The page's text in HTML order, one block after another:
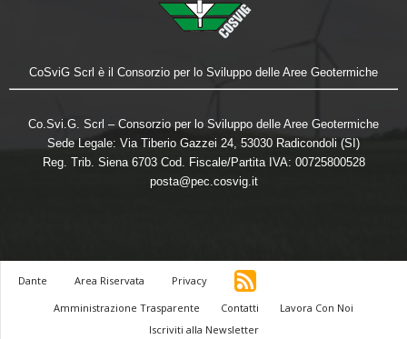
CoSviG Scrl è il Consorzio per lo Sviluppo delle Aree Geotermiche
Co.Svi.G. Scrl – Consorzio per lo Sviluppo delle Aree Geotermiche
Sede Legale: Via Tiberio Gazzei 24, 53030 Radicondoli (SI)
Reg. Trib. Siena 6703 Cod. Fiscale/Partita IVA: 00725800528
posta@pec.cosvig.it
Dante Area Riservata
Privacy
Amministrazione Trasparente
Contatti
Lavora Con Noi
Iscriviti alla Newsletter